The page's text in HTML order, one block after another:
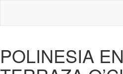
POLINESIA